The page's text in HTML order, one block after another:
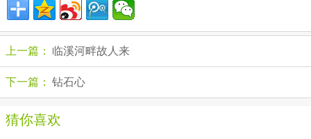
上一篇： 临溪河畔故人来
下一篇： 钻石心
猜你喜欢